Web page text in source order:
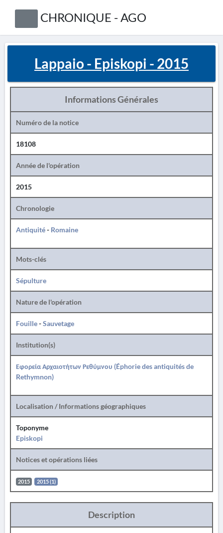
CHRONIQUE - AGO
Lappaio - Episkopi - 2015
Informations Générales
Numéro de la notice
18108
Année de l'opération
2015
Chronologie
Antiquité- Romaine
Mots-clés
Sépulture
Nature de l'opération
Fouille-Sauvetage
Institution(s)
Εφορεία Αρχαιοτήτων Ρεθύμνου (Éphorie des antiquités de
Rethymnon)
Localisation / Informations géographiques
Toponyme
Episkopi
Notices et opérations liées
2015 2015 (1)
Description